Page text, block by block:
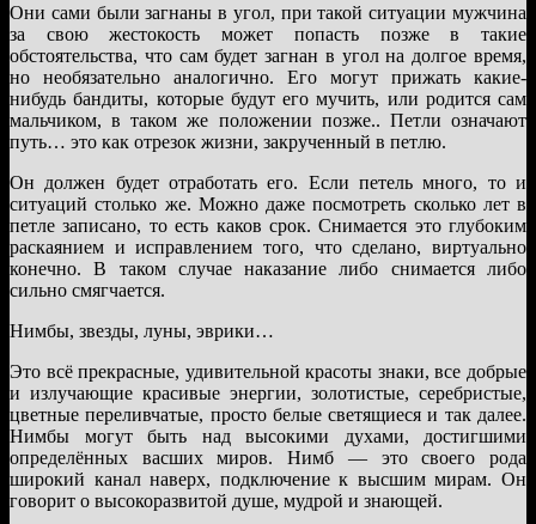
Они сами были загнаны в угол, при такой ситуации мужчина
за свою жестокость может попасть позже в такие
обстоятельства, что сам будет загнан в угол на долгое время,
но необязательно аналогично. Его могут прижать какие-
нибудь бандиты, которые будут его мучить, или родится сам
мальчиком, в таком же положении позже.. Петли означают
путь… это как отрезок жизни, закрученный в петлю.
Он должен будет отработать его. Если петель много, то и
ситуаций столько же. Можно даже посмотреть сколько лет в
петле записано, то есть каков срок. Снимается это глубоким
раскаянием и исправлением того, что сделано, виртуально
конечно. В таком случае наказание либо снимается либо
сильно смягчается.
Нимбы, звезды, луны, эврики…
Это всё прекрасные, удивительной красоты знаки, все добрые
и излучающие красивые энергии, золотистые, серебристые,
цветные переливчатые, просто белые светящиеся и так далее.
Нимбы могут быть над высокими духами, достигшими
определённых васших миров. Нимб — это своего рода
широкий канал наверх, подключение к высшим мирам. Он
говорит о высокоразвитой душе, мудрой и знающей.